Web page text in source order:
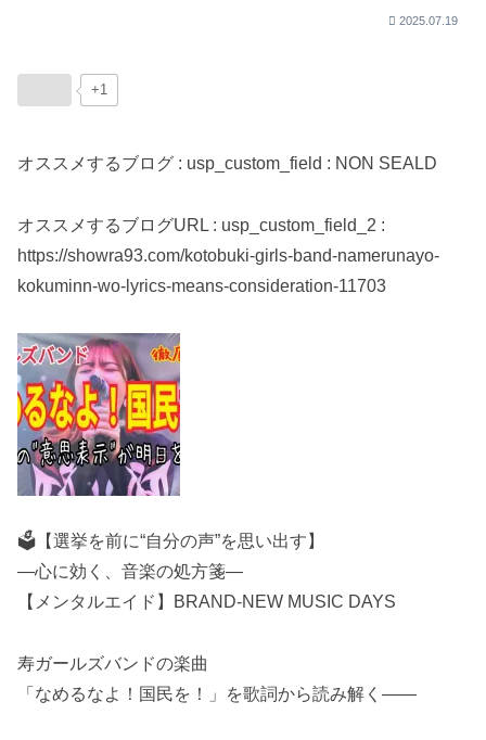
2025.07.19
+1
オススメするブログ : usp_custom_field : NON SEALD
オススメするブログURL : usp_custom_field_2 :
https://showra93.com/kotobuki-girls-band-namerunayo-
kokuminn-wo-lyrics-means-consideration-11703
🗳️【選挙を前に“自分の声”を思い出す】
―心に効く、音楽の処方箋―
【メンタルエイド】BRAND-NEW MUSIC DAYS
寿ガールズバンドの楽曲
「なめるなよ！国民を！」を歌詞から読み解く――